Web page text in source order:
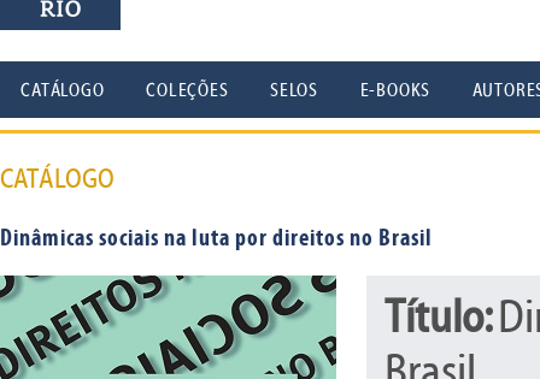
CATÁLOGO COLEÇÕES SELOS E-BOOKS
CATÁLOGO
Dinâmicas sociais na luta por direitos no Brasil
Título: